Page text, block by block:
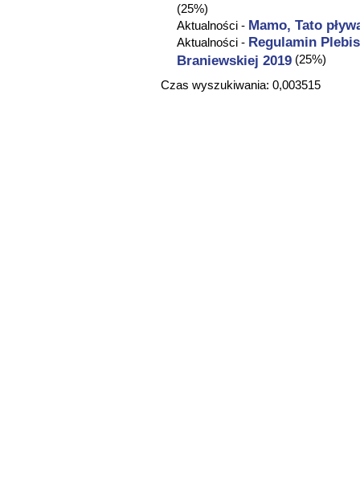
(25%)
Aktualności - Mamo, Tato
Aktualności - Regulamin
Braniewskiej 2019 (25%)
Czas wyszukiwania: 0,003515